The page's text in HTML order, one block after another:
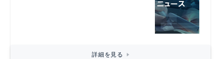
詳細を見る